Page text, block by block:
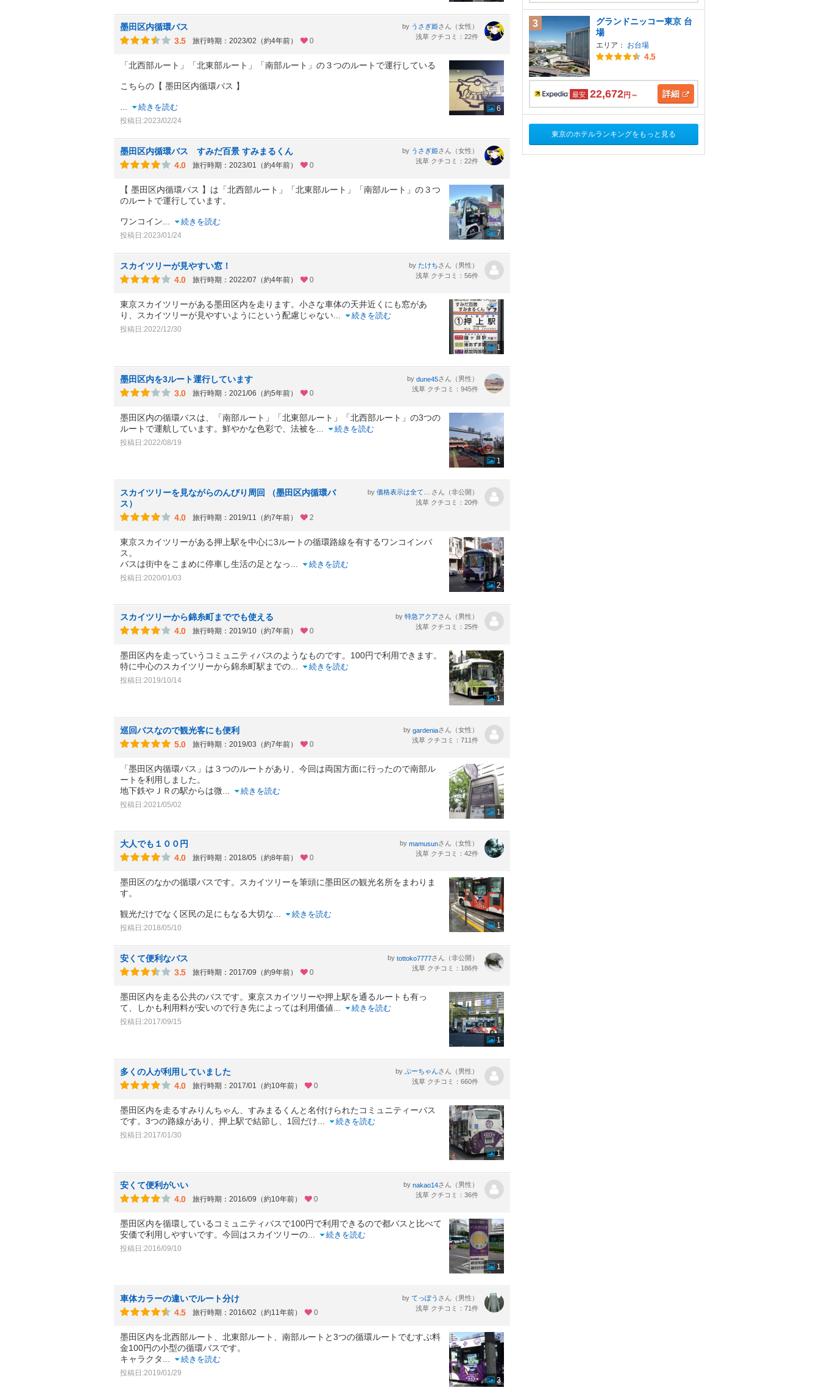
墨田区内循環バス
3.5
旅行時期：2023/02（約4年前） 0
by うさぎ姫さん（女性）
浅草 クチコミ：22件
「北西部ルート」「北東部ルート」「南部ルート」の３つのルートで運行している
こちらの【 墨田区内循環バス 】
続きを読む
投稿日:2023/02/24
6
墨田区内循環バス すみだ百景 すみまるくん
4.0
旅行時期：2023/01（約4年前） 0
by うさぎ姫さん（女性）
浅草 クチコミ：22件
【 墨田区内循環バス 】は「北西部ルート」「北東部ルート」「南部ルート」の３つ
のルートで運行しています。
ワンコイン 続きを読む
投稿日:2023/01/24 7
スカイツリーが見やすい窓！
4.0
旅行時期：2022/07（約4年前） 0
by たけちさん（男性）
浅草 クチコミ：56件
東京スカイツリーがある墨田区内を走ります。小さな車体の天井近くにも窓があ
り、スカイツリーが見やすいようにという配慮じゃない
続きを読む
投稿日:2022/12/30
1
墨田区内を3ルート運行しています
3.0
旅行時期：2021/06（約5年前） 0
by dune45さん（男性）
浅草 クチコミ：945件
墨田区内の循環バスは、「南部ルート」「北東部ルート」「北西部ルート」の3つの
ルートで運航しています。鮮やかな色彩で、法被を
続きを読む
投稿日:2022/08/19
1
スカイツリーを見ながらのんびり周回 （墨田区内循環バ
ス）
4.0
旅行時期：2019/11（約7年前） 2
by
さん（非公開）
浅草 クチコミ：20件
東京スカイツリーがある押上駅を中心に3ルートの循環路線を有するワンコインバ
ス。
バスは街中をこまめに停車し生活の足となっ
続きを読む
投稿日:2020/01/03
2
スカイツリーから錦糸町まででも使える
4.0
旅行時期：2019/10（約7年前） 0
by 特急アクアさん（男性）
浅草 クチコミ：25件
墨田区内を走っていうコミュニティバスのようなものです。100円で利用できます。
特に中心のスカイツリーから錦糸町駅までの
続きを読む
投稿日:2019/10/14
1
巡回バスなので観光客にも便利
5.0
旅行時期：2019/03（約7年前） 0
by gardeniaさん（女性）
浅草 クチコミ：711件
「墨田区内循環バス」は３つのルートがあり、今回は両国方面に行ったので南部ル
ートを利用しました。
地下鉄やＪＲの駅からは微
続きを読む
投稿日:2021/05/02
1
大人でも１００円
4.0
旅行時期：2018/05（約8年前） 0
by mamusunさん（女性）
浅草 クチコミ：42件
墨田区のなかの循環バスです。スカイツリーを筆頭に墨田区の観光名所をまわりま
す。
観光だけでなく区民の足にもなる大切な 続きを読む
投稿日:2018/05/10 1
安くて便利なバス
3.5
旅行時期：2017/09（約9年前） 0
by tottoko7777さん（非公開）
浅草 クチコミ：186件
墨田区内を走る公共のバスです。東京スカイツリーや押上駅を通るルートも有っ
て、しかも利用料が安いので行き先によっては利用価値
続きを読む
投稿日:2017/09/15
1
多くの人が利用していました
4.0
旅行時期：2017/01（約10年前） 0
by ぷーちゃんさん（男性）
浅草 クチコミ：660件
墨田区内を走るすみりんちゃん、すみまるくんと名付けられたコミュニティーバス
です。3つの路線があり、押上駅で結節し、1回だけ
続きを読む
投稿日:2017/01/30
1
安くて便利がいい
4.0
旅行時期：2016/09（約10年前） 0
by nakao14さん（男性）
浅草 クチコミ：36件
墨田区内を循環しているコミュニティバスで100円で利用できるので都バスと比べて
安価で利用しやすいです。今回はスカイツリーの
続きを読む
投稿日:2016/09/10
1
車体カラーの違いでルート分け
4.5
旅行時期：2016/02（約11年前） 0
by てっぽう さん（男性）
浅草 クチコミ：71件
墨田区内を北西部ルート、北東部ルート、南部ルートと3つの循環ルートでむすぶ料
金100円の小型の循環バスです。
キャラクタ
続きを読む
投稿日:2019/01/29
3
3
グランドニッコー東京 台
場
エリア： お台場
4.5
最安 22,672円～ 詳細
東京のホテルランキングをもっと見る